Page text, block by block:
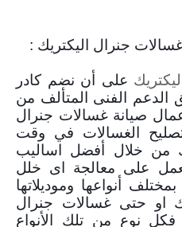
جنرال اليكتريك :
على أن نضم كادر
الفنى المتألف من
صيانة غسالات جنرال
تصليح الغسالات في وقت
من خلال أفضل اساليب
تعمل على معالجة اى خلل
أنواعها وموديلاتها
او حتى غسالات جنرال
فكل نوع من تلك الأنواع